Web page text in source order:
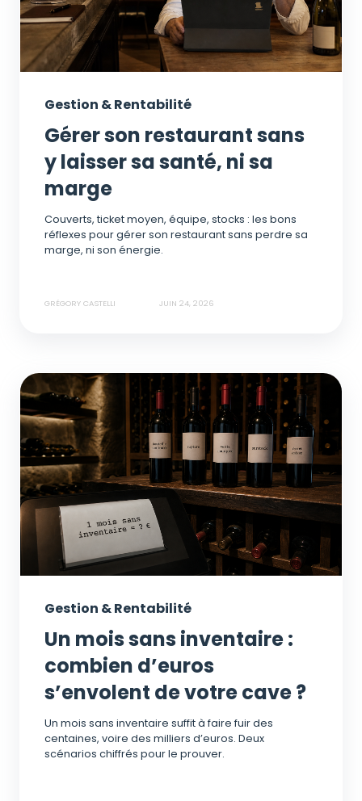
Gestion & Rentabilité
Gérer son restaurant sans
y laisser sa santé, ni sa
marge
Couverts, ticket moyen, équipe, stocks : les bons
réflexes pour gérer son restaurant sans perdre sa
marge, ni son énergie.
GRÉGORY CASTELLI JUIN 24, 2026
Gestion & Rentabilité
Un mois sans inventaire :
combien d’euros
s’envolent de votre cave ?
Un mois sans inventaire suffit à faire fuir des
centaines, voire des milliers d’euros. Deux
scénarios chiffrés pour le prouver.